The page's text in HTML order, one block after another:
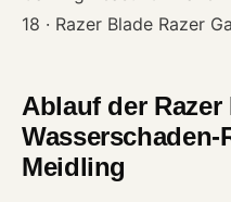
18 · Razer Blade Razer
Ablauf der Razer
Meidling